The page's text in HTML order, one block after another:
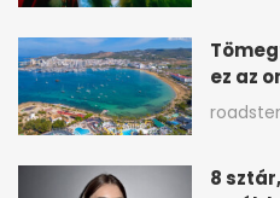
ez az
8